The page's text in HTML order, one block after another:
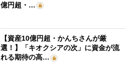
億円超・…
【資産10億円超・かんちさんが厳
選！】「キオクシアの次」に資金が流
れる期待の高…